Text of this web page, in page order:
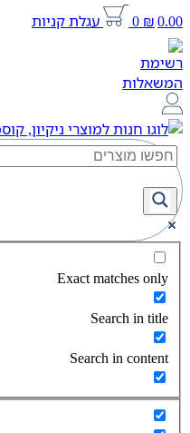
₪0.00
0 עגלת קניות
Exact matches only
Search in title
Search in content